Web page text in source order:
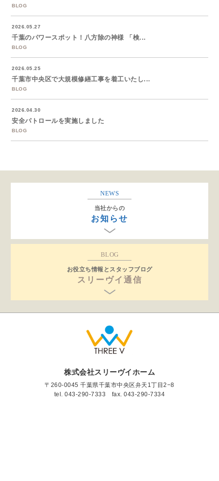
BLOG
2026.05.27
千葉のパワースポット！八方除の神様 「検...
BLOG
2026.05.25
千葉市中央区で大規模修繕工事を着工いたし...
BLOG
2026.04.30
安全パトロールを実施しました
BLOG
NEWS
当社からの
お知らせ
BLOG
お役立ち情報とスタッフブログ
スリーヴイ通信
株式会社スリーヴイホーム
〒260-0045 千葉県千葉市中央区弁天1丁目2−8
tel.043-290-7333 fax. 043-290-7334